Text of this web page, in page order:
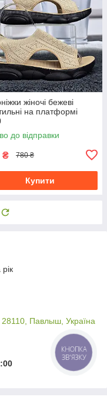
жіночі бежеві
на платформі
до відправки
₴ 780 ₴
Купити
Павлыш, Україна
КНОПКА
ЗВ'ЯЗКУ